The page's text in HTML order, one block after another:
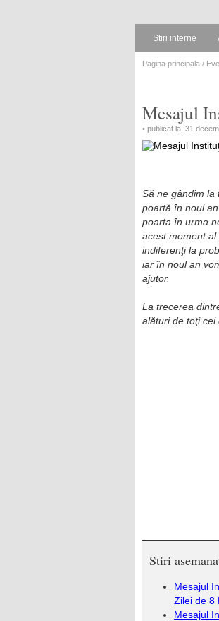
Stiri interne
Pagina principala /
Mesajul
• publicat la: 31
Să ne gândim la
poartă în noul
poarta în urma
acest moment
indiferenţi la
iar în noul an
ajutor.
La trecerea
alături de toţi cei
Dr.
Stiri
Mesajul
Zilei de 8
Mesajul